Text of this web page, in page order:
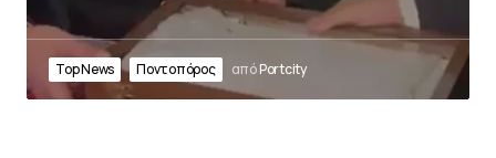
Top News Ποντοπόρος απόPortcity